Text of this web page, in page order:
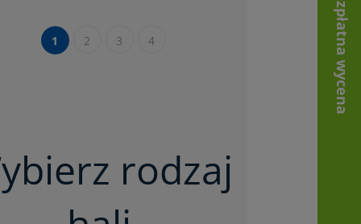
1 2 3 4
rodzaj
Bezpłatna wycena